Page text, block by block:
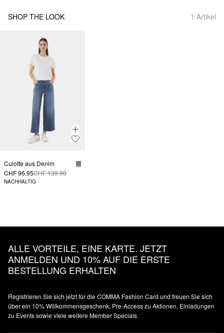
SHOP THE LOOK 1 Artikel
Culotte aus Denim
CHF 96.95CHF 139.90
NACHHALTIG
ALLE VORTEILE, EINE KARTE. JETZT
ANMELDEN UND 10% AUF DIE ERSTE
BESTELLUNG ERHALTEN
Registrieren Sie sich jetzt für die COMMA Fashion Card und freuen Sie sich
über ein 10% Willkommensgeschenk, Pre-Access zu Aktionen, Einladungen
zu Events sowie viele weitere Member Specials.